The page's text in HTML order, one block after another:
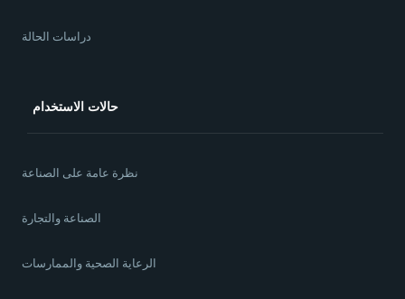
دراسات الحالة
حالات الاستخدام
نظرة عامة على الصناعة
الصناعة والتجارة
الرعاية الصحية والممارسات